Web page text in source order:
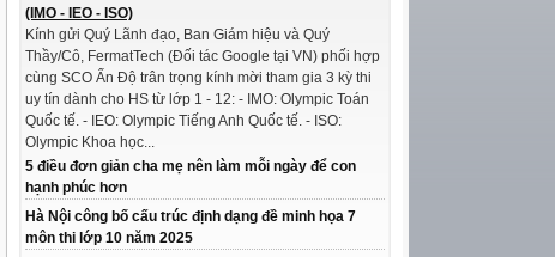
(IMO - IEO - ISO)
Kính gửi Quý Lãnh đạo, Ban Giám hiệu và Quý
Thầy/Cô, FermatTech (Đối tác Google tại VN) phối hợp
cùng SCO Ấn Độ trân trọng kính mời tham gia 3 kỳ thi
uy tín dành cho HS từ lớp 1 - 12: - IMO: Olympic Toán
Quốc tế. - IEO: Olympic Tiếng Anh Quốc tế. - ISO:
Olympic Khoa học...
5 điều đơn giản cha mẹ nên làm mỗi ngày để con
hạnh phúc hơn
Hà Nội công bố cấu trúc định dạng đề minh họa 7
môn thi lớp 10 năm 2025